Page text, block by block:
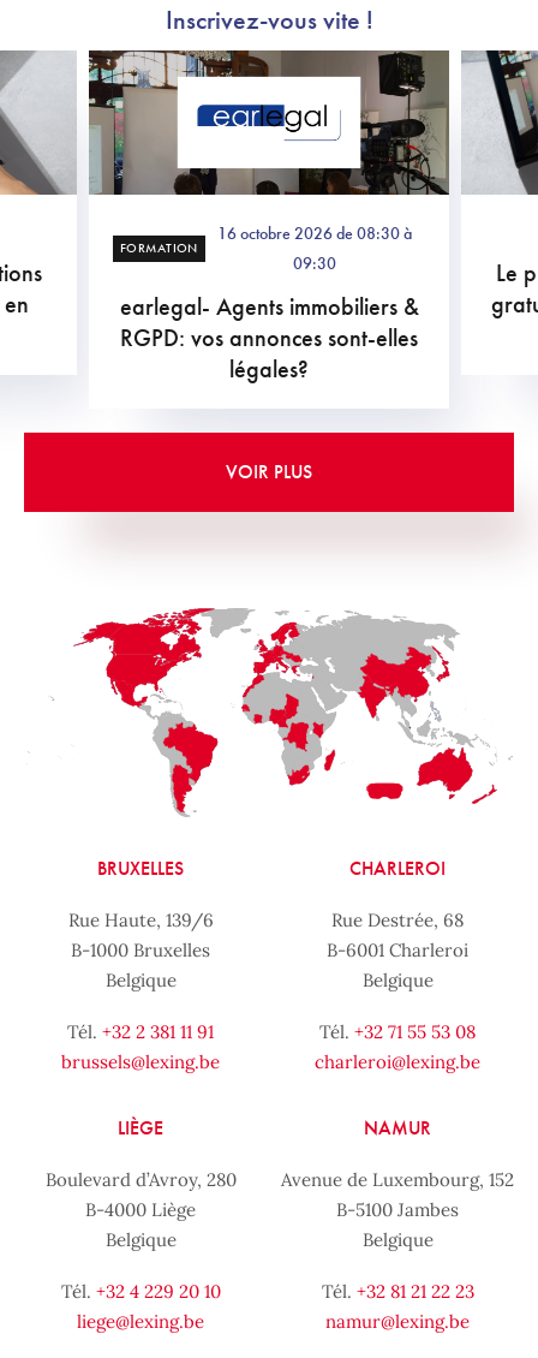
Inscrivez-vous vite !
FORMATION
16 octobre 2026 de 08:30 à
09:30
earlegal- Agents immobiliers &
RGPD: vos annonces sont-elles
légales?
Le
VOIR PLUS
BRUXELLES
Rue Haute, 139/6
B-1000 Bruxelles
Belgique
Tél. +32 2 381 11 91
brussels@lexing.be
CHARLEROI
Rue Destrée, 68
B-6001 Charleroi
Belgique
Tél. +32 71 55 53 08
charleroi@lexing.be
LIÈGE
Boulevard d’Avroy, 280
B-4000 Liège
Belgique
Tél. +32 4 229 20 10
liege@lexing.be
NAMUR
Avenue de Luxembourg, 152
B-5100 Jambes
Belgique
Tél. +32 81 21 22 23
namur@lexing.be